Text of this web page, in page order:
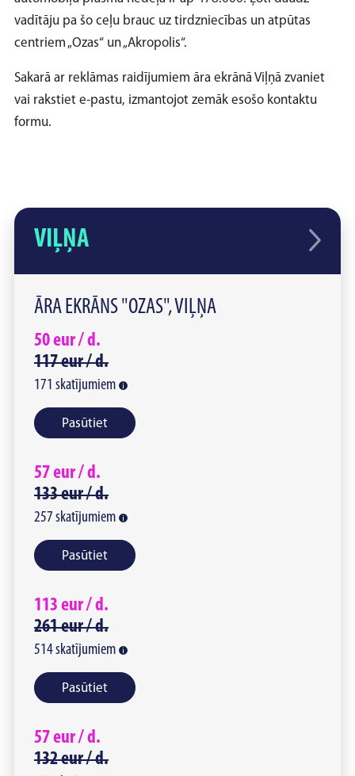
VIĻŅA
ĀRA EKRĀNS "OZAS", VIĻŅA
50eur /d.
117eur /d.
171 skatījumiem
Pasūtiet
57eur /d.
133eur /d.
257 skatījumiem
Pasūtiet
113 eur /d.
261eur /d.
514skatījumiem
Pasūtiet
57eur /d.
132eur /d.
vadītāju pa šo ceļu brauc uz tirdzniecības un atpūtas
centriem „Ozas“ un „Akropolis“.
Sakarā ar reklāmas raidījumiem āra ekrānā Viļņā zvaniet
vai rakstiet e-pastu, izmantojot zemāk esošo kontaktu
formu.